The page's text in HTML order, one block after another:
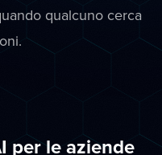
qualcuno cerca
per le aziende